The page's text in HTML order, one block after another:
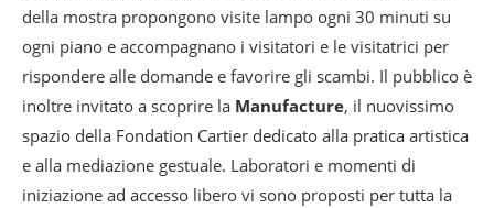
della mostra propongono visite lampo ogni 30 minuti su
ogni piano e accompagnano i visitatori e le visitatrici per
rispondere alle domande e favorire gli scambi. Il pubblico è
inoltre invitato a scoprire la Manufacture, il nuovissimo
spazio della Fondation Cartier dedicato alla pratica artistica
e alla mediazione gestuale. Laboratori e momenti di
iniziazione ad accesso libero vi sono proposti per tutta la